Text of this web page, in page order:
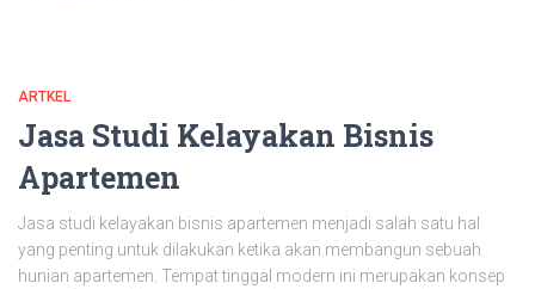
ARTKEL
Jasa Studi Kelayakan Bisnis
Apartemen
Jasa studi kelayakan bisnis apartemen menjadi salah satu hal
yang penting untuk dilakukan ketika akan membangun sebuah
hunian apartemen. Tempat tinggal modern ini merupakan konsep